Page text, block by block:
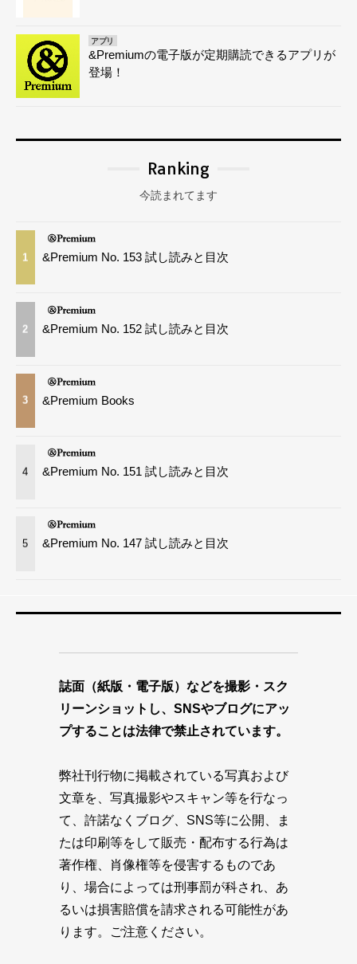
アプリ
&Premiumの電子版が定期購読できるアプリが
登場！
Ranking
今読まれてます
1 &Premium No. 153 試し読みと目次
2 &Premium No. 152 試し読みと目次
3 &Premium Books
4 &Premium No. 151 試し読みと目次
5 &Premium No. 147 試し読みと目次
誌面（紙版・電子版）などを撮影・スク
リーンショットし、SNSやブログにアッ
プすることは法律で禁止されています。
弊社刊行物に掲載されている写真および
文章を、写真撮影やスキャン等を行なっ
て、許諾なくブログ、SNS等に公開、ま
たは印刷等をして販売・配布する行為は
著作権、肖像権等を侵害するものであ
り、場合によっては刑事罰が科され、あ
るいは損害賠償を請求される可能性があ
ります。ご注意ください。